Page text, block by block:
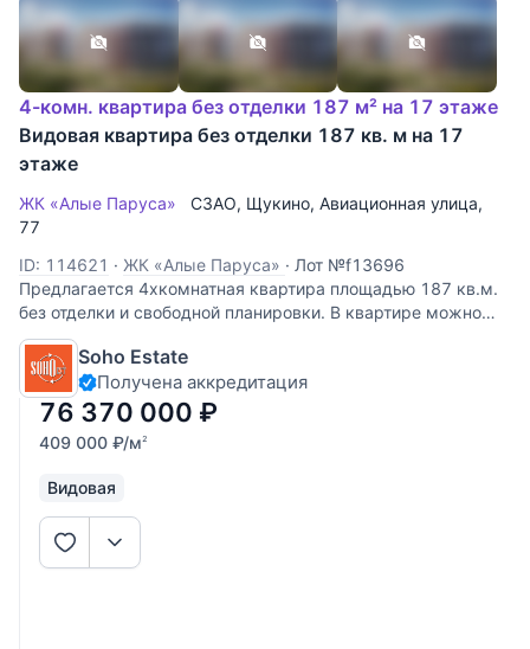
4-комн. квартира без отделки 187 м² на 17 этаже
Видовая квартира без отделки 187 кв. м на 17
этаже
ЖК «Алые Паруса» СЗАО, Щукино, Авиационная улица,
77
ID: 114621 · ЖК «Алые Паруса» · Лот №f13696
Предлагается 4хкомнатная квартира площадью 187 кв.м.
без отделки и свободной планировки. В квартире можно
спланировать: кухню, гостиную, 3 спальни, 3 ванных
комнаты, гардеробные, гостевой с/узел, постирочную. 9
окон, из них 2 панорамных
Soho Estate
Получена аккредитация
76 370 000 ₽
409 000 ₽/м2
Видовая